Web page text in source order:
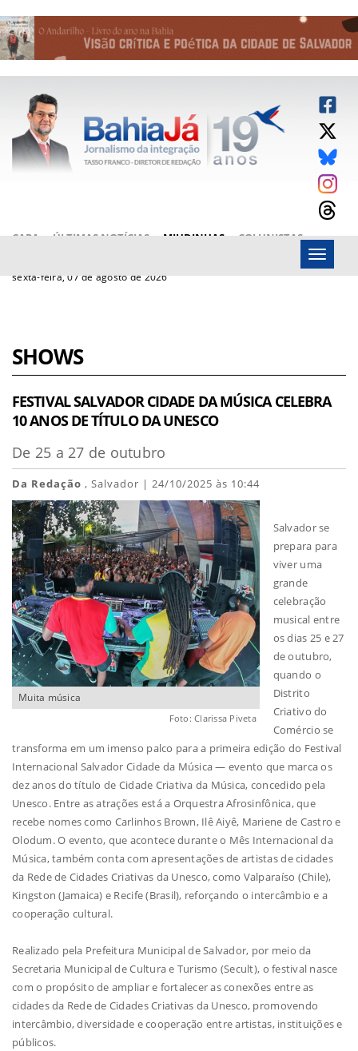
CAPA ÚLTIMAS NOTÍCIAS MIUDINHAS
COLUNISTAS
sexta-feira, 07 de agosto de 2026
Menu
SHOWS
FESTIVAL SALVADOR CIDADE DA MÚSICA CELEBRA
10 ANOS DE TÍTULO DA UNESCO
De 25 a 27 de outubro
Da Redação , Salvador | 24/10/2025 às 10:44
Muita música
Foto: Clarissa Piveta
Salvador se
prepara para
viver uma
grande
celebração
musical entre
os dias 25 e 27
de outubro,
quando o
Distrito
Criativo do
Comércio se
transforma em um imenso palco para a primeira edição do Festival
Internacional Salvador Cidade da Música — evento que marca os
dez anos do título de Cidade Criativa da Música, concedido pela
Unesco. Entre as atrações está a Orquestra Afrosinfônica, que
recebe nomes como Carlinhos Brown, Ilê Aiyê, Mariene de Castro e
Olodum. O evento, que acontece durante o Mês Internacional da
Música, também conta com apresentações de artistas de cidades
da Rede de Cidades Criativas da Unesco, como Valparaíso (Chile),
Kingston (Jamaica) e Recife (Brasil), reforçando o intercâmbio e a
cooperação cultural.
Realizado pela Prefeitura Municipal de Salvador, por meio da
Secretaria Municipal de Cultura e Turismo (Secult), o festival nasce
com o propósito de ampliar e fortalecer as conexões entre as
cidades da Rede de Cidades Criativas da Unesco, promovendo
intercâmbio, diversidade e cooperação entre artistas, instituições e
públicos.